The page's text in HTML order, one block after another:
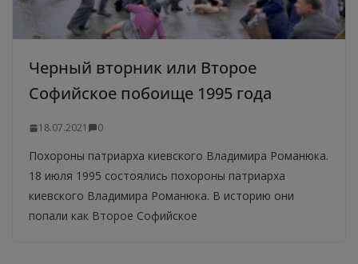
Черный вторник или Второе
Софийское побоище 1995 года
18.07.2021 0
Похороны патриарха киевского Владимира Романюка.
18 июля 1995 состоялись похороны патриарха
киевского Владимира Романюка. В историю они
попали как Второе Софийское